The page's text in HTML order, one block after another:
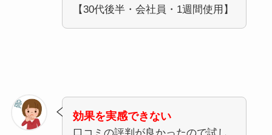
【30代後半・会社員・1週間使用】
効果を実感できない
口コミの評判が良かったので試し